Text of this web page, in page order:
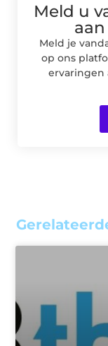
Meld u
Meld je
op ons
ervaringen